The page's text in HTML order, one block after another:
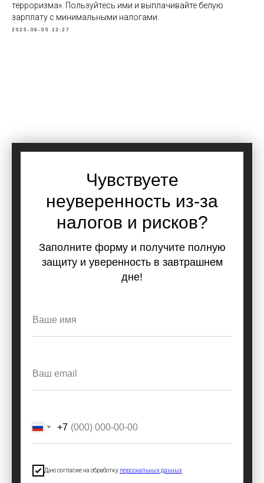
терроризма». Пользуйтесь ими и выплачивайте белую
зарплату с минимальными налогами.
2025-06-05 13:27
Чувствуете
неуверенность из-за
налогов и рисков?
Заполните форму и получите полную
защиту и уверенность в завтрашнем
дне!
+7
Даю согласие на обработку персональных данных